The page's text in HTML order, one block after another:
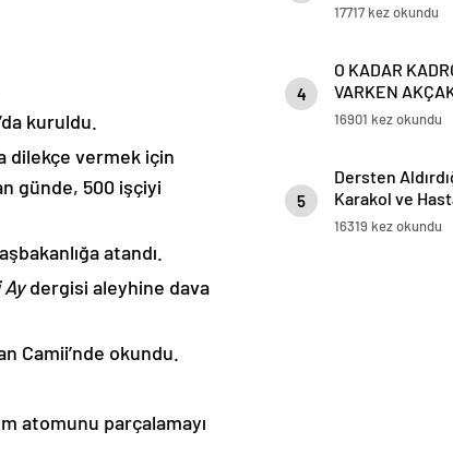
kuruldu.
dilekçe vermek için
günde, 500 işçiyi
atandı.
dergisi aleyhine dava
Camii’nde okundu.
atomunu parçalamayı
17717 kez okundu
4
O KADAR
VARKEN
KİŞİ 3 KURUMA
16901 kez okundu
5
Dersten
Karakol ve
Koridorlarında
16319 kez okundu